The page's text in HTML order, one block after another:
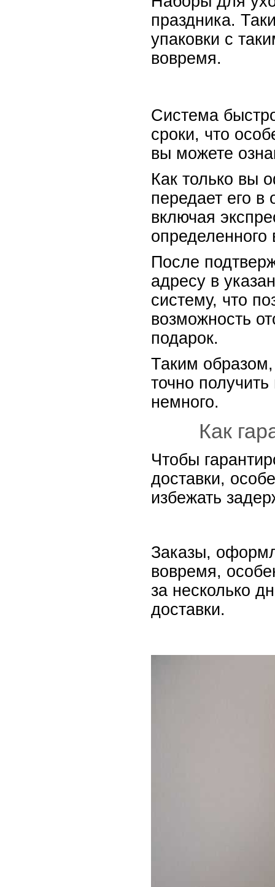
праздника.
упаковки с
вовремя.
Система
сроки, что
вы можете
Как только вы
передает его в
включая
После
адресу в
систему, что
возможность
подарок.
Таким
точно
немного.
Как
Чтобы
доставки,
избежать
Заказы,
вовремя,
за несколько
доставки.